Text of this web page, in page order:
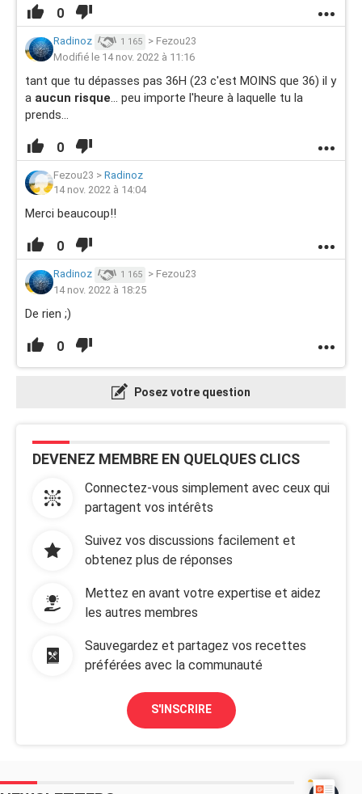
0
Radinoz 1 165 > Fezou23
Modifié le 14 nov. 2022 à 11:16
tant que tu dépasses pas 36H (23 c'est MOINS que 36) il y
a aucun risque... peu importe l'heure à laquelle tu la
prends...
0
Fezou23 > Radinoz
14 nov. 2022 à 14:04
Merci beaucoup!!
0
Radinoz 1 165 > Fezou23
14 nov. 2022 à 18:25
De rien ;)
0
Posez votre question
DEVENEZ MEMBRE EN QUELQUES CLICS
Connectez-vous simplement avec ceux qui
partagent vos intérêts
Suivez vos discussions facilement et
obtenez plus de réponses
Mettez en avant votre expertise et aidez
les autres membres
Sauvegardez et partagez vos recettes
préférées avec la communauté
S'INSCRIRE